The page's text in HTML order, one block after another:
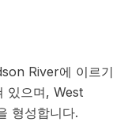
River에 이르기
있으며, West
형성합니다.